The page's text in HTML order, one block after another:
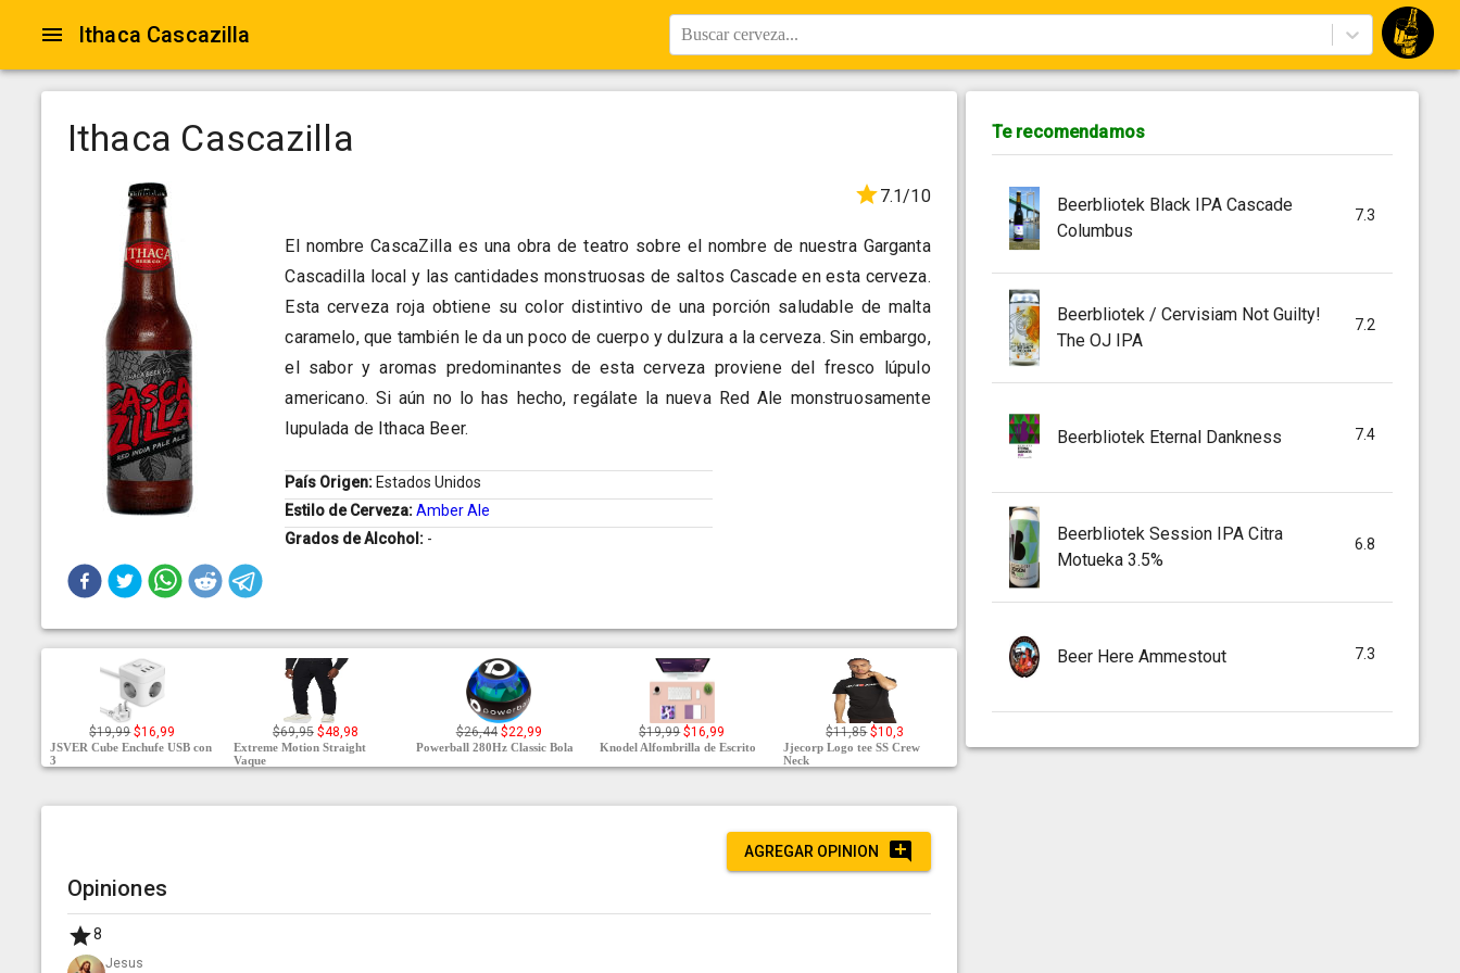
Ithaca Cascazilla Buscar cerveza...
Ithaca Cascazilla
7.1/10
El nombre CascaZilla es una obra de teatro sobre el nombre de nuestra Garganta
Cascadilla local y las cantidades monstruosas de saltos Cascade en esta cerveza.
Esta cerveza roja obtiene su color distintivo de una porción saludable de malta
caramelo, que también le da un poco de cuerpo y dulzura a la cerveza. Sin embargo,
el sabor y aromas predominantes de esta cerveza proviene del fresco lúpulo
americano. Si aún no lo has hecho, regálate la nueva Red Ale monstruosamente
lupulada de Ithaca Beer.
País Origen: Estados Unidos
Estilo de Cerveza:Amber Ale
Grados de Alcohol: -
$19,99 $16,99
JSVER Cube Enchufe USB con
3
$69,95 $48,98
Extreme Motion Straight
Vaque
$26,44 $22,99
Powerball 280Hz Classic Bola
$19,99 $16,99
Knodel Alfombrilla de Escrito
$11,85 $10,3
Jjecorp Logo tee SS Crew
Neck
AGREGAR OPINION
Opiniones
8
Jesus
Te recomendamos
Beerbliotek Black IPA Cascade
Columbus
7.3
Beerbliotek / Cervisiam Not Guilty!
The OJ IPA
7.2
Beerbliotek Eternal Dankness 7.4
Beerbliotek Session IPA Citra
Motueka 3.5%
6.8
Beer Here Ammestout 7.3